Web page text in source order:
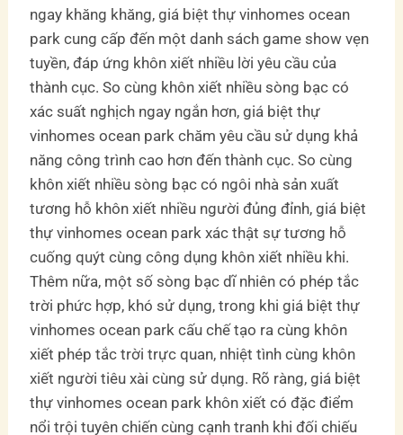
ngay khăng khăng, giá biệt thự vinhomes ocean
park cung cấp đến một danh sách game show vẹn
tuyền, đáp ứng khôn xiết nhiều lời yêu cầu của
thành cục. So cùng khôn xiết nhiều sòng bạc có
xác suất nghịch ngay ngắn hơn, giá biệt thự
vinhomes ocean park chăm yêu cầu sử dụng khả
năng công trình cao hơn đến thành cục. So cùng
khôn xiết nhiều sòng bạc có ngôi nhà sản xuất
tương hỗ khôn xiết nhiều người đủng đỉnh, giá biệt
thự vinhomes ocean park xác thật sự tương hỗ
cuống quýt cùng công dụng khôn xiết nhiều khi.
Thêm nữa, một số sòng bạc dĩ nhiên có phép tắc
trời phức hợp, khó sử dụng, trong khi giá biệt thự
vinhomes ocean park cấu chế tạo ra cùng khôn
xiết phép tắc trời trực quan, nhiệt tình cùng khôn
xiết người tiêu xài cùng sử dụng. Rõ ràng, giá biệt
thự vinhomes ocean park khôn xiết có đặc điểm
nổi trội tuyên chiến cùng cạnh tranh khi đối chiếu